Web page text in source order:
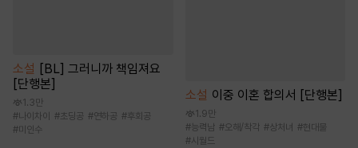
소설 [BL] 그러니까 책임져요
[단행본]
1.3만
#나이차이 #초딩공 #연하공 #후회공
#미인수
소설 이중 이혼 합의서 [단행본]
1.9만
#능력남 #오해/착각 #상처녀 #현대물
#시월드